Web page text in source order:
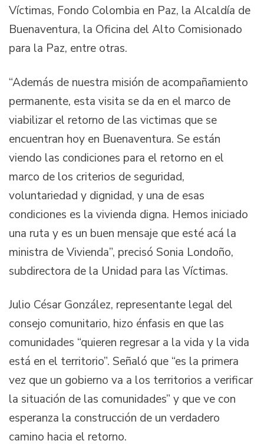
Víctimas, Fondo Colombia en Paz, la Alcaldía de
Buenaventura, la Oficina del Alto Comisionado
para la Paz, entre otras.
“Además de nuestra misión de acompañamiento
permanente, esta visita se da en el marco de
viabilizar el retorno de las victimas que se
encuentran hoy en Buenaventura. Se están
viendo las condiciones para el retorno en el
marco de los criterios de seguridad,
voluntariedad y dignidad, y una de esas
condiciones es la vivienda digna. Hemos iniciado
una ruta y es un buen mensaje que esté acá la
ministra de Vivienda”, precisó Sonia Londoño,
subdirectora de la Unidad para las Víctimas.
Julio César González, representante legal del
consejo comunitario, hizo énfasis en que las
comunidades “quieren regresar a la vida y la vida
está en el territorio”. Señaló que “es la primera
vez que un gobierno va a los territorios a verificar
la situación de las comunidades” y que ve con
esperanza la construcción de un verdadero
camino hacia el retorno.